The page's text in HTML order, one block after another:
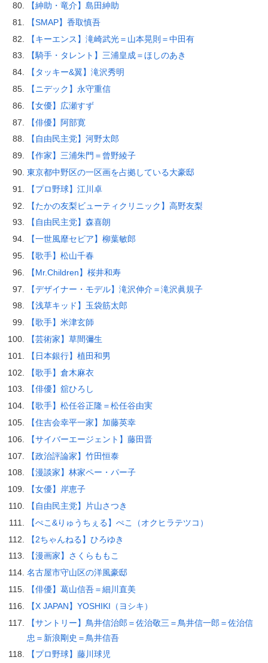
【紳助・竜介】島田紳助
【SMAP】香取慎吾
【キーエンス】滝崎武光＝山本晃則＝中田有
【騎手・タレント】三浦皇成＝ほしのあき
【タッキー&翼】滝沢秀明
【ニデック】永守重信
【女優】広瀬すず
【俳優】阿部寛
【自由民主党】河野太郎
【作家】三浦朱門＝曾野綾子
東京都中野区の一区画を占拠している大豪邸
【プロ野球】江川卓
【たかの友梨ビューティクリニック】高野友梨
【自由民主党】森喜朗
【一世風靡セピア】柳葉敏郎
【歌手】松山千春
【Mr.Children】桜井和寿
【デザイナー・モデル】滝沢伸介＝滝沢眞規子
【浅草キッド】玉袋筋太郎
【歌手】米津玄師
【芸術家】草間彌生
【日本銀行】植田和男
【歌手】倉木麻衣
【俳優】舘ひろし
【歌手】松任谷正隆＝松任谷由実
【住吉会幸平一家】加藤英幸
【サイバーエージェント】藤田晋
【政治評論家】竹田恒泰
【漫談家】林家ペー・パー子
【女優】岸恵子
【自由民主党】片山さつき
【ぺこ&りゅうちぇる】ぺこ（オクヒラテツコ）
【2ちゃんねる】ひろゆき
【漫画家】さくらももこ
名古屋市守山区の洋風豪邸
【俳優】葛山信吾＝細川直美
【X JAPAN】YOSHIKI（ヨシキ）
【サントリー】鳥井信治郎＝佐治敬三＝鳥井信一郎＝佐治信
忠＝新浪剛史＝鳥井信吾
【プロ野球】藤川球児